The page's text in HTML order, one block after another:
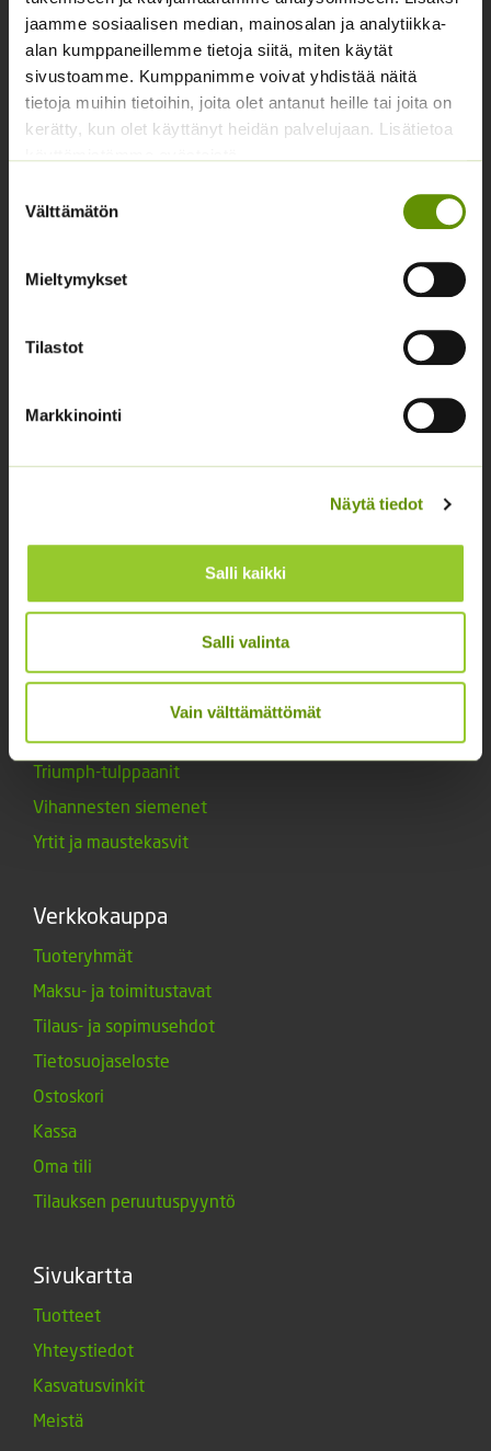
jaamme sosiaalisen median, mainosalan ja analytiikka-
alan kumppaneillemme tietoja siitä, miten käytät
sivustoamme. Kumppanimme voivat yhdistää näitä
tietoja muihin tietoihin, joita olet antanut heille tai joita on
kerätty, kun olet käyttänyt heidän palvelujaan. Lisätietoa
valinta
Välttämätön
Mieltymykset
Tilastot
Markkinointi
Näytä tiedot
Salli kaikki
Salli valinta
Vain välttämättömät
Yhteystiedot
Asiakaspalvelu avoinna arkisin klo 10-17
02 631 9700
info@siemenvesa.fi
Kankaanpää.
17.
Osastottomat tuotteet
Muut tuotteet
Tarvikkeet
Triumph-tulppaanit
Vihannesten siemenet
Yrtit ja maustekasvit
Verkkokauppa
Tuoteryhmät
Maksu- ja toimitustavat
Tilaus- ja sopimusehdot
Tietosuojaseloste
Ostoskori
Kassa
Oma tili
Tilauksen peruutuspyyntö
Sivukartta
Tuotteet
Yhteystiedot
Kasvatusvinkit
Meistä